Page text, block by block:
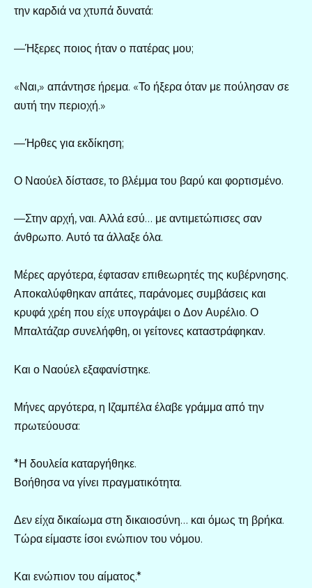
την καρδιά να χτυπά δυνατά:
—Ήξερες ποιος ήταν ο πατέρας μου;
«Ναι,» απάντησε ήρεμα. «Το ήξερα όταν με πούλησαν σε
αυτή την περιοχή.»
—Ήρθες για εκδίκηση;
Ο Ναούελ δίστασε, το βλέμμα του βαρύ και φορτισμένο.
—Στην αρχή, ναι. Αλλά εσύ… με αντιμετώπισες σαν
άνθρωπο. Αυτό τα άλλαξε όλα.
Μέρες αργότερα, έφτασαν επιθεωρητές της κυβέρνησης.
Αποκαλύφθηκαν απάτες, παράνομες συμβάσεις και
κρυφά χρέη που είχε υπογράψει ο Δον Αυρέλιο. Ο
Μπαλτάζαρ συνελήφθη, οι γείτονες καταστράφηκαν.
Και ο Ναούελ εξαφανίστηκε.
Μήνες αργότερα, η Ιζαμπέλα έλαβε γράμμα από την
πρωτεύουσα:
*Η δουλεία καταργήθηκε.
Βοήθησα να γίνει πραγματικότητα.
Δεν είχα δικαίωμα στη δικαιοσύνη… και όμως τη βρήκα.
Τώρα είμαστε ίσοι ενώπιον του νόμου.
Και ενώπιον του αίματος.*